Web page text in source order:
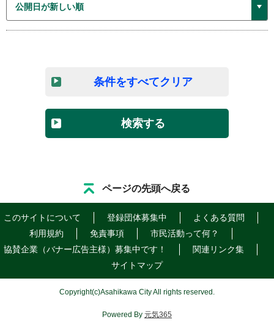
条件をすべてクリア
検索する
ページの先頭へ戻る
このサイトについて 登録団体募集中
よくある質問
利用規約
免責事項
市民活動って何？
協賛企業（バナー広告主様）募集中です！
関連リンク集
サイトマップ
Copyright(c)Asahikawa City All rights reserved.
Powered By 元気365